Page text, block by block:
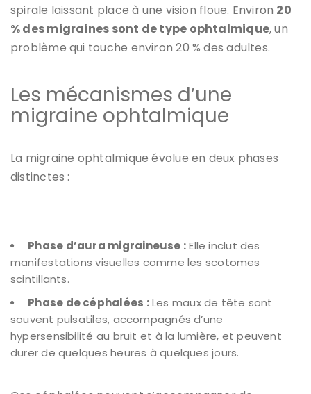
spirale laissant place à une vision floue. Environ 20
% des migraines sont de type ophtalmique, un
problème qui touche environ 20 % des adultes.
Les mécanismes d’une
migraine ophtalmique
La migraine ophtalmique évolue en deux phases
distinctes :
Phase d’aura migraineuse :Elle inclut des
manifestations visuelles comme les scotomes
scintillants.
Phase de céphalées :Les maux de tête sont
souvent pulsatiles, accompagnés d’une
hypersensibilité au bruit et à la lumière, et peuvent
durer de quelques heures à quelques jours.